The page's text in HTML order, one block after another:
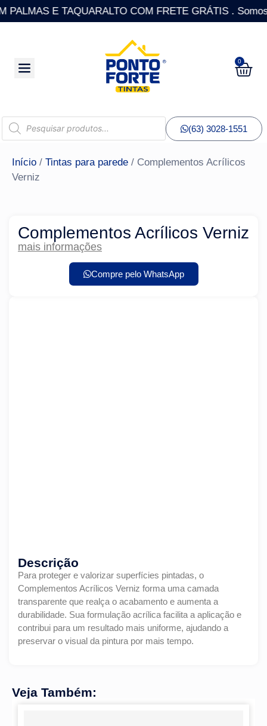
PALMAS E TAQUARALTO COM FRETE GRÁTIS .
0
(63) 3028-1551
Início / Tintas para parede / Complementos Acrílicos
Verniz
Descrição
Para proteger e valorizar superfícies pintadas, o
Complementos Acrílicos Verniz forma uma camada
transparente que realça o acabamento e aumenta a
durabilidade. Sua formulação acrílica facilita a aplicação e
contribui para um resultado mais uniforme, ajudando a
preservar o visual da pintura por mais tempo.
Complementos Acrílicos Verniz
mais informações
Compre pelo WhatsApp
Veja Também: